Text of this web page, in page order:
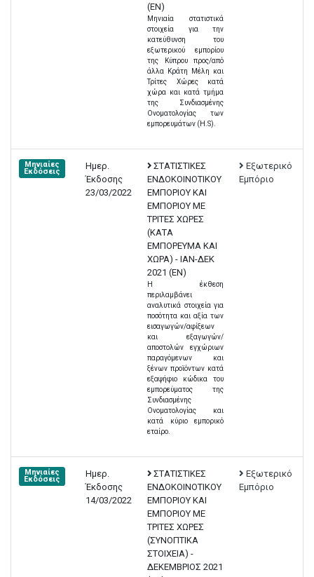
(EN)
Μηνιαία στατιστικά
στοιχεία για την
κατεύθυνση του
εξωτερικού εμπορίου
της Κύπρου προς/από
άλλα Κράτη Μέλη και
Τρίτες Χώρες κατά
χώρα και κατά τμήμα
της Συνδιασμένης
Ονοματολογίας των
εμπορευμάτων (H.S).
Μηνιαίες
Εκδόσεις
Ημερ.
Έκδοσης
23/03/2022
ΣΤΑΤΙΣΤΙΚΕΣ
ΕΝΔΟΚΟΙΝΟΤΙΚΟΥ
ΕΜΠΟΡΙΟΥ ΚΑΙ
ΕΜΠΟΡΙΟΥ ΜΕ
ΤΡΙΤΕΣ ΧΩΡΕΣ
(ΚΑΤΑ
ΕΜΠΟΡΕΥΜΑ ΚΑΙ
ΧΩΡΑ) - ΙΑΝ-ΔΕΚ
2021 (EN)
Η έκθεση
περιλαμβάνει
αναλυτικά στοιχεία για
ποσότητα και αξία των
εισαγωγών/αφίξεων
και εξαγωγών/
αποστολών εγχώριων
παραγόμενων και
ξένων προϊόντων κατά
εξαψήφιο κώδικα του
εμπορεύματος της
Συνδιασμένης
Ονοματολογίας και
κατά κύριο εμπορικό
εταίρο.
Εξωτερικό
Εμπόριο
Μηνιαίες
Εκδόσεις
Ημερ.
Έκδοσης
14/03/2022
ΣΤΑΤΙΣΤΙΚΕΣ
ΕΝΔΟΚΟΙΝΟΤΙΚΟΥ
ΕΜΠΟΡΙΟΥ ΚΑΙ
ΕΜΠΟΡΙΟΥ ΜΕ
ΤΡΙΤΕΣ ΧΩΡΕΣ
(ΣΥΝΟΠΤΙΚΑ
ΣΤΟΙΧΕΙΑ) -
ΔΕΚΕΜΒΡΙΟΣ 2021
Εξωτερικό
Εμπόριο